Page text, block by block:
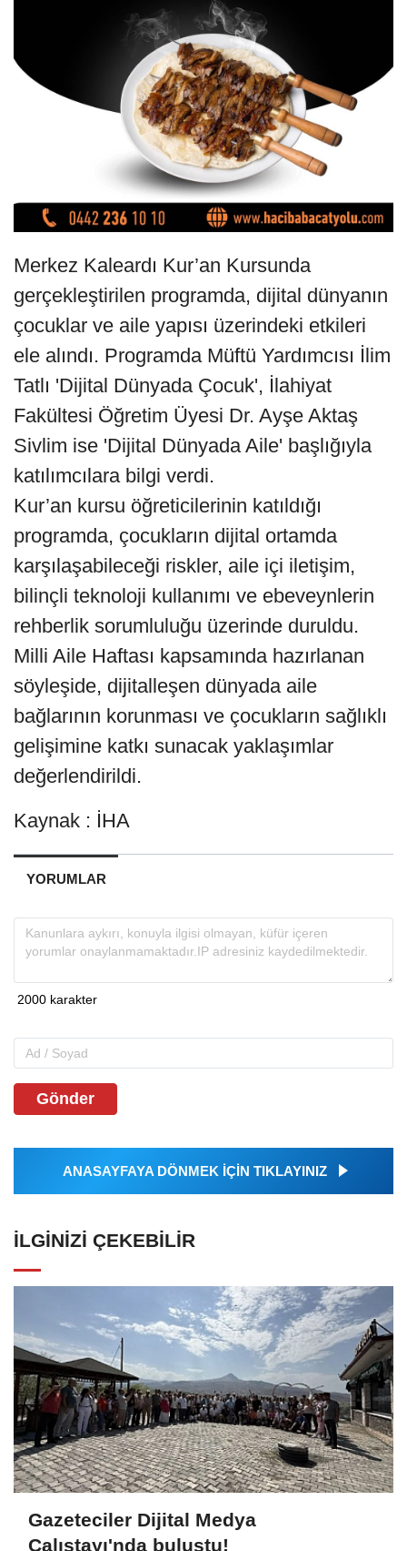
Merkez Kaleardı Kur’an Kursunda
gerçekleştirilen programda, dijital dünyanın
çocuklar ve aile yapısı üzerindeki etkileri
ele alındı. Programda Müftü Yardımcısı İlim
Tatlı 'Dijital Dünyada Çocuk', İlahiyat
Fakültesi Öğretim Üyesi Dr. Ayşe Aktaş
Sivlim ise 'Dijital Dünyada Aile' başlığıyla
katılımcılara bilgi verdi.
Kur’an kursu öğreticilerinin katıldığı
programda, çocukların dijital ortamda
karşılaşabileceği riskler, aile içi iletişim,
bilinçli teknoloji kullanımı ve ebeveynlerin
rehberlik sorumluluğu üzerinde duruldu.
Milli Aile Haftası kapsamında hazırlanan
söyleşide, dijitalleşen dünyada aile
bağlarının korunması ve çocukların sağlıklı
gelişimine katkı sunacak yaklaşımlar
değerlendirildi.
Kaynak : İHA
YORUMLAR
Gönder
ANASAYFAYA DÖNMEK İÇİN TIKLAYINIZ
İLGINIZI ÇEKEBILIR
Gazeteciler Dijital Medya
Çalıştayı'nda buluştu!